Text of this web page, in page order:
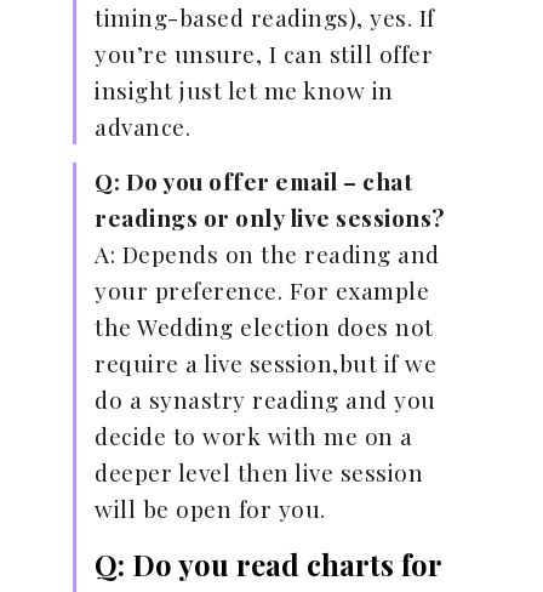
timing-based readings), yes. If
you’re unsure, I can still offer
insight just let me know in
advance.
Q: Do you offer email – chat
readings or only live sessions?
A: Depends on the reading and
your preference. For example
the Wedding election does not
require a live session,but if we
do a synastry reading and you
decide to work with me on a
deeper level then live session
will be open for you.
Q: Do you read charts for